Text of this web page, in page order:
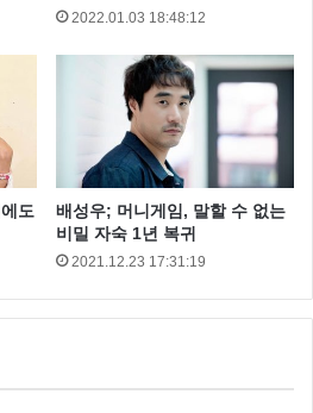
2022.01.03 18:48:12
도
배성우; 머니게임, 말할 수 없는
비밀 자숙 1년 복귀
2021.12.23 17:31:19